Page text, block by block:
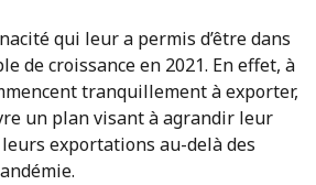
qui leur a permis d’être dans
de croissance en 2021. En effet, à
tranquillement à exporter,
un plan visant à agrandir leur
exportations au-delà des